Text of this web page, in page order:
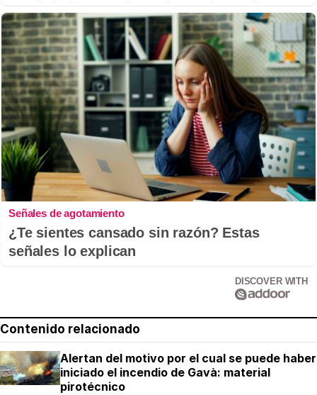
Señales de agotamiento
¿Te sientes cansado sin razón? Estas
señales lo explican
DISCOVER WITH
Contenido relacionado
Alertan del motivo por el cual se puede haber
iniciado el incendio de Gavà: material
pirotécnico